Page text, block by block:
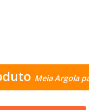
Meia Argola